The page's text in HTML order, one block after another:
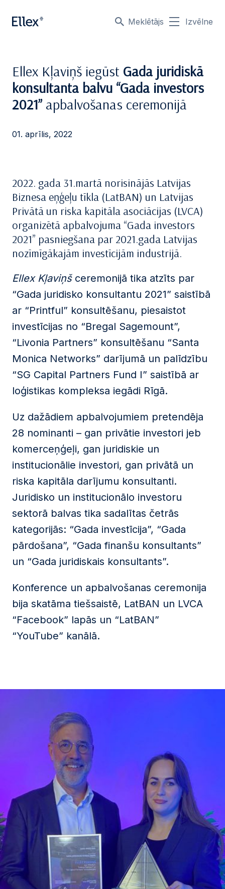
Meklētājs Izvēlne
Ellex Kļaviņš iegūst Gada juridiskā
konsultanta balvu “Gada investors
2021” apbalvošanas ceremonijā
01. aprīlis, 2022
2022. gada 31.martā norisinājās Latvijas
Biznesa eņģeļu tīkla (LatBAN) un Latvijas
Privātā un riska kapitāla asociācijas (LVCA)
organizētā apbalvojuma “Gada investors
2021” pasniegšana par 2021.gada Latvijas
nozīmīgākajām investīcijām industrijā.
Ellex Kļaviņšceremonijā tika atzīts par
“Gada juridisko konsultantu 2021” saistībā
ar “Printful” konsultēšanu, piesaistot
investīcijas no “Bregal Sagemount”,
“Livonia Partners” konsultēšanu “Santa
Monica Networks” darījumā un palīdzību
“SG Capital Partners Fund I” saistībā ar
loģistikas kompleksa iegādi Rīgā.
Uz dažādiem apbalvojumiem pretendēja
28 nominanti – gan privātie investori jeb
komerceņģeļi, gan juridiskie un
institucionālie investori, gan privātā un
riska kapitāla darījumu konsultanti.
Juridisko un institucionālo investoru
sektorā balvas tika sadalītas četrās
kategorijās: “Gada investīcija”, “Gada
pārdošana”, “Gada finanšu konsultants”
un “Gada juridiskais konsultants”.
Konference un apbalvošanas ceremonija
bija skatāma tiešsaistē, LatBAN un LVCA
“Facebook” lapās un “LatBAN”
“YouTube” kanālā.